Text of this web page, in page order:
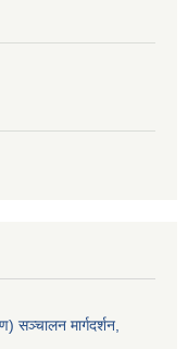
सञ्चालन मार्गदर्शन,